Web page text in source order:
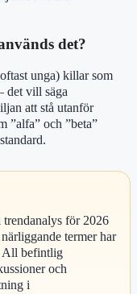
det?
unga) killar som
det vill säga
att stå utanför
”alfa” och ”beta”
för 2026
termer har
All befintlig
och
i